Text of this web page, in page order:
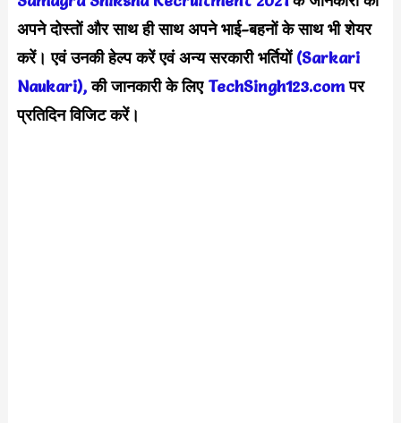
अपने दोस्तों और साथ ही साथ अपने भाई-बहनों के साथ भी शेयर
करें। एवं उनकी हेल्प करें एवं अन्य सरकारी भर्तियों (Sarkari
Naukari),की जानकारी के लिए TechSingh123.comपर
प्रतिदिन विजिट करें।